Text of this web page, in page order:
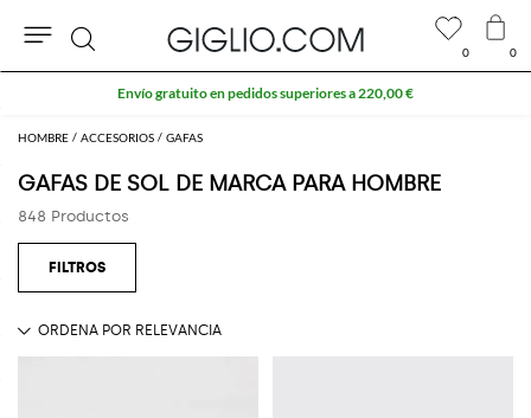
HOMBRE ACCESORIOS GAFAS
GAFAS DE SOL DE MARCA PARA HOMBRE
848 Productos
0 0
Buscar